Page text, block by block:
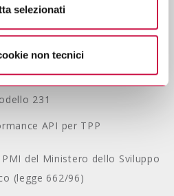
l’informativa sulla
selezionati
non tecnici
Reclami
231
API per TPP
del Ministero dello Sviluppo
(legge 662/96)